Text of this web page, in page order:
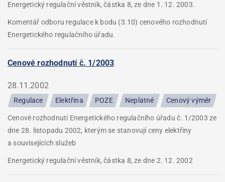
Energetický regulační věstník, částka 8, ze dne 1. 12. 2003.
Komentář odboru regulace k bodu (3.10) cenového rozhodnutí
Energetického regulačního úřadu.
Cenové rozhodnutí č. 1/2003
28.11.2002
Regulace Elektřina POZE Neplatné Cenový výměr
Cenové rozhodnutí Energetického regulačního úřadu č. 1/2003 ze
dne 28. listopadu 2002, kterým se stanovují ceny elektřiny
a souvisejících služeb
Energetický regulační věstník, částka 8, ze dne 2. 12. 2002